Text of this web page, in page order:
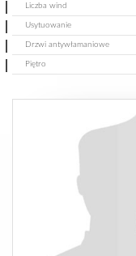
Liczba wind
Usytuowanie
Drzwi antywłamaniowe
Piętro